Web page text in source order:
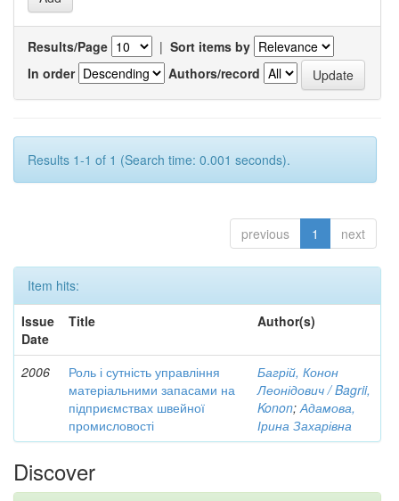
Results/Page | Sort items by
In order
Authors/record
Results 1-1 of 1 (Search time: 0.001 seconds).
previous 1 next
Item hits:
Issue
Date
Title Author(s)
2006
Роль і сутність управління
матеріальними запасами на
підприємствах швейної
промисловості
Багрій, Конон
Леонідович / Bagrii,
Konon;Адамова,
Ірина Захарівна
Discover